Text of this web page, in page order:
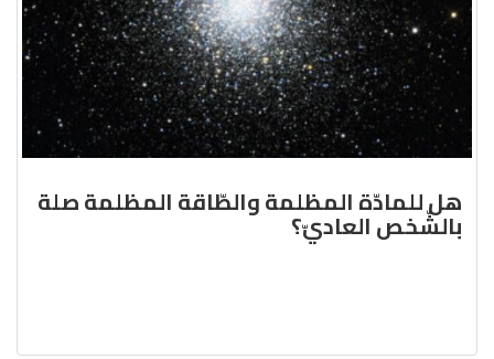
هل للمادّة المظلمة والطّاقة المظلمة صلة
بالشّخص العاديّ؟